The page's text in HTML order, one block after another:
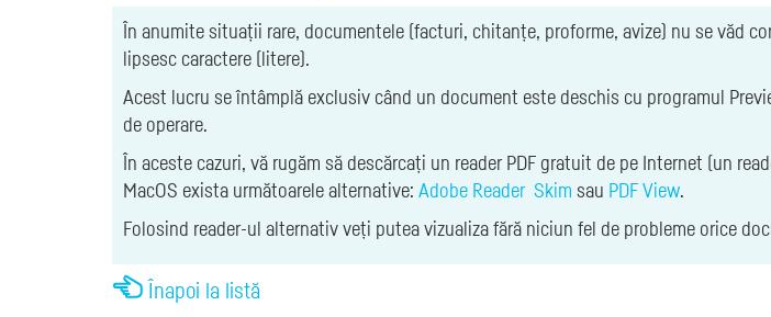
În anumite situații rare, documentele (facturi, chitanțe, proforme, avize) nu se văd
lipsesc caractere (litere).
Acest lucru se întâmplă exclusiv când un document este deschis cu programul
de operare.
În aceste cazuri, vă rugăm să descărcați un reader PDF gratuit de pe Internet (un
MacOS exista următoarele alternative: Adobe Reader Skim sau PDF View.
Folosind reader-ul alternativ veți putea vizualiza fără niciun fel de probleme orice
Înapoi la listă